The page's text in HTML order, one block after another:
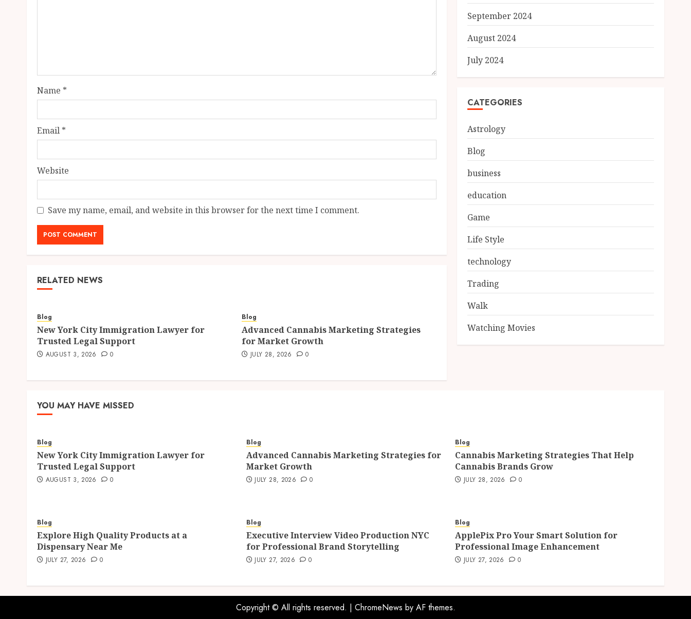
Name *
Email *
Website
Save my name, email, and website in this browser for the next time I comment.
RELATED NEWS
Blog
New York City Immigration Lawyer for
Trusted Legal Support
AUGUST 3, 2026 0
Blog
Advanced Cannabis Marketing Strategies
for Market Growth
JULY 28, 2026 0
September 2024
August 2024
July 2024
CATEGORIES
Astrology
Blog
business
education
Game
Life Style
technology
Trading
Walk
Watching Movies
YOU MAY HAVE MISSED
Blog
New York City Immigration Lawyer for
Trusted Legal Support
AUGUST 3, 2026 0
Blog
Advanced Cannabis Marketing Strategies for
Market Growth
JULY 28, 2026 0
Blog
Cannabis Marketing Strategies That Help
Cannabis Brands Grow
JULY 28, 2026 0
Blog
Explore High Quality Products at a
Dispensary Near Me
JULY 27, 2026 0
Blog
Executive Interview Video Production NYC
for Professional Brand Storytelling
JULY 27, 2026 0
Blog
ApplePix Pro Your Smart Solution for
Professional Image Enhancement
JULY 27, 2026 0
Copyright © All rights reserved. | ChromeNews by AF themes.